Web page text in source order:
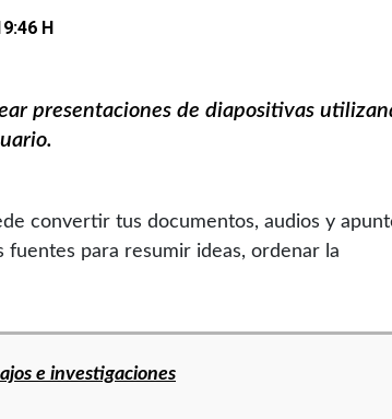
H
presentaciones de diapositivas
convertir tus documentos, audios y
fuentes para resumir ideas, ordenar la
e investigaciones